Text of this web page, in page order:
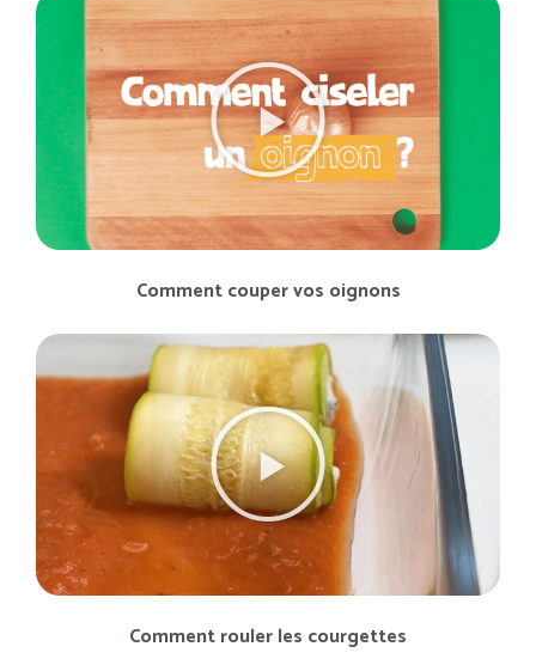
Comment couper vos oignons
Comment rouler les courgettes